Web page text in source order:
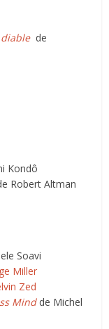
diable de
Kondô
Robert Altman
Soavi
Miller
Zed
Mind de Michel